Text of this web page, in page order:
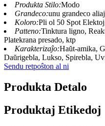
Produkta Stilo:Modo
Grandeco:unu grandeco
Koloro:Pli ol 50 Spot
Patteno:Tinktura ligno,
Platekrana presado, ktp
Karakterizaĵo:Haŭt-amika,
Daŭrigebla, Lukso, Spirebla,
Sendu retpoŝton al ni
Produkta Detalo
Produktaj Etikedoj